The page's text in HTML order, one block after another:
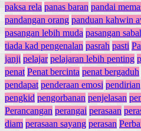
paksa rela panas baran pandai
pandangan orang panduan kahwin
pasangan lebih muda pasangan
tiada kad pengenalan pasrah pasti
janji pelajar pelajaran lebih penting
penat Penat bercinta penat bergaduh
pendapat penderaan emosi pendirian
pengkid pengorbanan penjelasan
Perancangan perangai perasaan
diam perasaan sayang perasan